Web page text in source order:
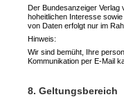
Der Bundesanzeiger
hoheitlichen Interesse
von Daten erfolgt nur im
Hinweis:
Wir sind bemüht, Ihre
Kommunikation per E-Mail
8. Geltungsbereich